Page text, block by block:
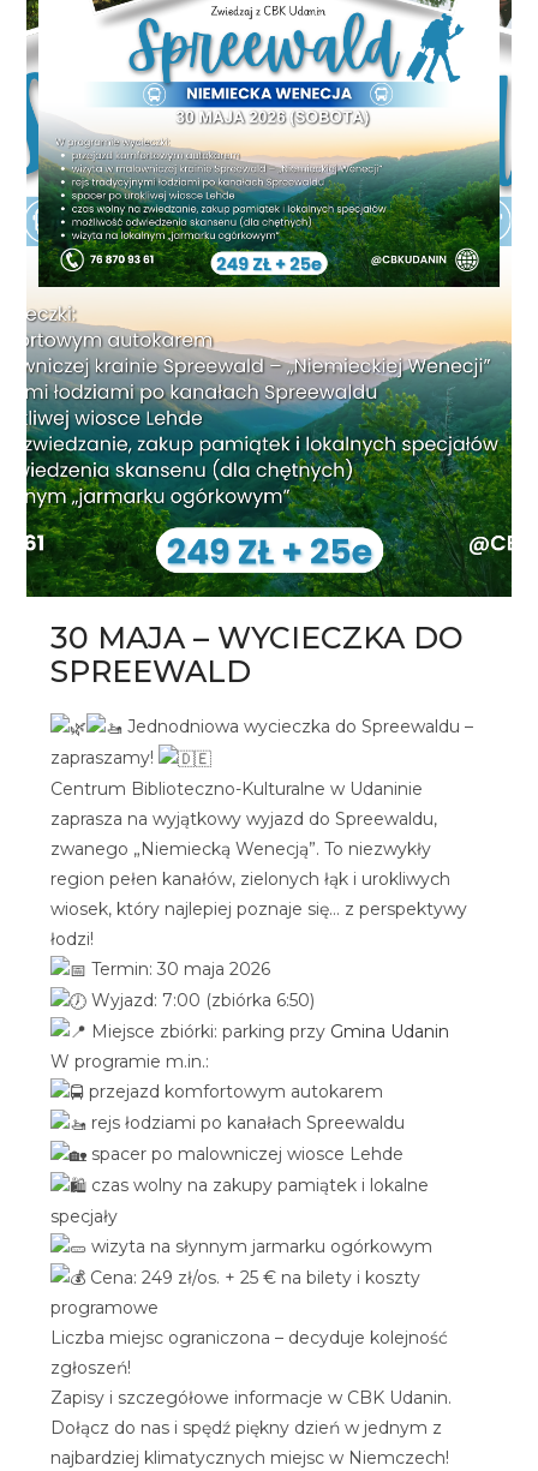
30 MAJA – WYCIECZKA DO
SPREEWALD
Jednodniowa wycieczka do Spreewaldu –
zapraszamy!
Centrum Biblioteczno-Kulturalne w Udaninie
zaprasza na wyjątkowy wyjazd do Spreewaldu,
zwanego „Niemiecką Wenecją”. To niezwykły
region pełen kanałów, zielonych łąk i urokliwych
wiosek, który najlepiej poznaje się… z perspektywy
łodzi!
Termin: 30 maja 2026
Wyjazd: 7:00 (zbiórka 6:50)
Miejsce zbiórki: parking przy Gmina Udanin
W programie m.in.:
przejazd komfortowym autokarem
rejs łodziami po kanałach Spreewaldu
spacer po malowniczej wiosce Lehde
czas wolny na zakupy pamiątek i lokalne
specjały
wizyta na słynnym jarmarku ogórkowym
Cena: 249 zł/os. + 25 € na bilety i koszty
programowe
Liczba miejsc ograniczona – decyduje kolejność
zgłoszeń!
Zapisy i szczegółowe informacje w CBK Udanin.
Dołącz do nas i spędź piękny dzień w jednym z
najbardziej klimatycznych miejsc w Niemczech!